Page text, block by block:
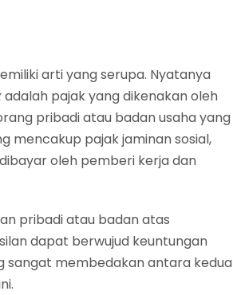
arti yang serupa. Nyatanya
adalah pajak yang dikenakan oleh
pribadi atau badan usaha yang
mencakup pajak jaminan sosial,
oleh pemberi kerja dan
pribadi atau badan atas
dapat berwujud keuntungan
sangat membedakan antara kedua